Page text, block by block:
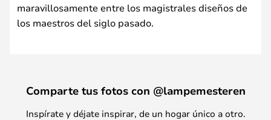
maravillosamente entre los magistrales diseños de
los maestros del siglo pasado.
Comparte tus fotos con @lampemesteren
Inspírate y déjate inspirar, de un hogar único a otro.